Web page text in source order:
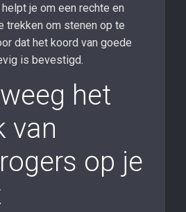
je om een rechte en
trekken om stenen op te
dat het koord van goede
is bevestigd.
het
van
op je